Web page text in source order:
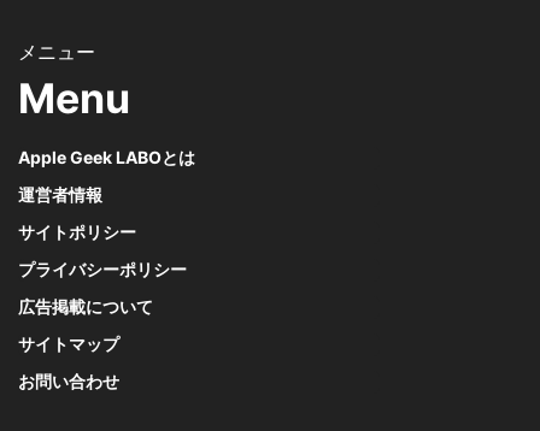
Menu
Apple Geek LABOとは
運営者情報
サイトポリシー
プライバシーポリシー
広告掲載について
サイトマップ
お問い合わせ